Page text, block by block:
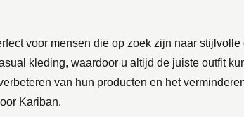
voor mensen die op zoek zijn naar
kleding, waardoor u altijd de juiste outfit
van hun producten en het
Kariban.